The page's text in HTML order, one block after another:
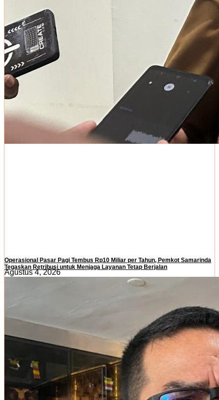
Operasional Pasar Pagi Tembus Rp10 Miliar per Tahun, Pemkot Samarinda
Tegaskan Retribusi untuk Menjaga Layanan Tetap Berjalan
Agustus 4, 2026